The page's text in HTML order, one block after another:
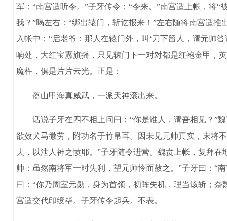
军：“南宫适听令。”子牙传令：“令来。”南宫适上帐，将
我？”喝左右：“绑出辕门，斩讫报来！”左右随将南宫适
入帐中：“启老爷：那人在辕门外，叫‘刀下留人，请元帅
响处，大红宝纛旗摇，只见辕门下一对对都是红袍金甲，
魔杵，俱是片片云光。正是：
盔山甲海真威武，一派天神滚出来。
话说子牙在四不相上问曰：“你是谁人，请吾相见？”魏
欲效犬马微劳，附功名于竹帛耳。因未见元帅真实，末将
夫，以泄人神之愤耶。”子牙随令进营。魏贲上帐，复拜
帅：虽然南将军一时失利，望元帅怜而赦之。”子牙曰：“
曰：“你乃周室元勋，身为首领，初阵失机，理当该斩；
宫适交代印绶毕。子牙传令起兵。不表。